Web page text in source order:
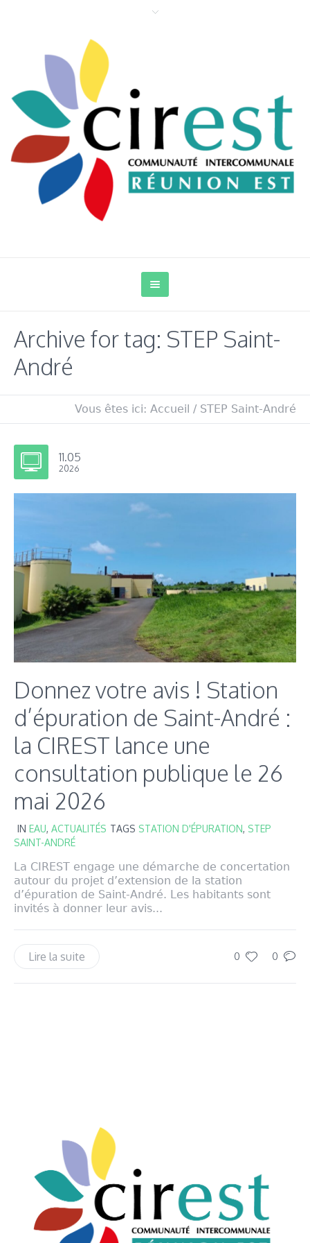
Archive for tag: STEP Saint-
André
Vous êtes ici: Accueil / STEP Saint-André
11.05
2026
Donnez votre avis ! Station
d’épuration de Saint-André :
la CIREST lance une
consultation publique le 26
mai 2026
IN EAU, ACTUALITÉS TAGS STATION D'ÉPURATION, STEP
SAINT-ANDRÉ
La CIREST engage une démarche de concertation
autour du projet d’extension de la station
d’épuration de Saint-André. Les habitants sont
invités à donner leur avis...
0 0
Lire la suite